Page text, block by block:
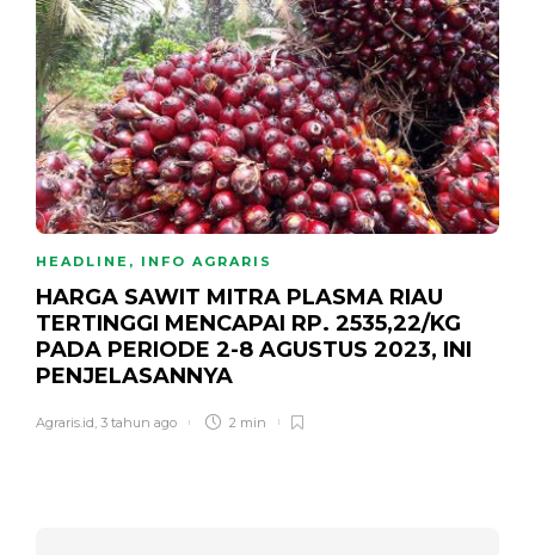
HEADLINE , INFO AGRARIS
HARGA SAWIT MITRA PLASMA RIAU
TERTINGGI MENCAPAI RP. 2535,22/KG
PADA PERIODE 2-8 AGUSTUS 2023, INI
PENJELASANNYA
Agraris.id, 3 tahun ago 2 min